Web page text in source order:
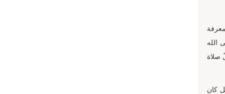
الله
صلاة
كان